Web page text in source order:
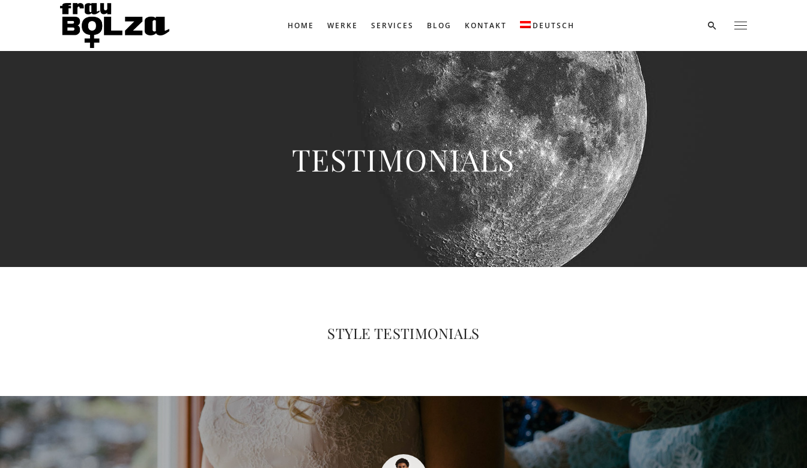
HOME WERKE SERVICES BLOG KONTAKT DEUTSCH
TESTIMONIALS
STYLE TESTIMONIALS
“ Ut hendrerit tellus nec diam pretium, vel dapibus
leo sagittis. Aenean ultricies posuere augue, a
tempus sapien lobortis vel diam pretium“